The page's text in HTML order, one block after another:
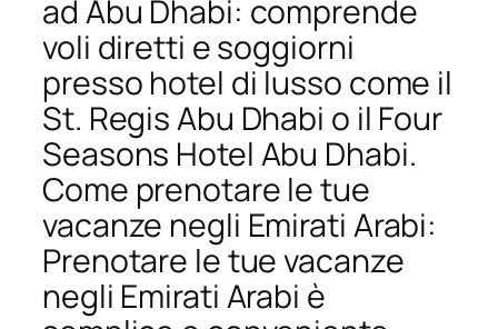
ad Abu Dhabi: comprende
voli diretti e soggiorni
presso hotel di lusso come il
St. Regis Abu Dhabi o il Four
Seasons Hotel Abu Dhabi.
Come prenotare le tue
vacanze negli Emirati Arabi:
Prenotare le tue vacanze
negli Emirati Arabi è